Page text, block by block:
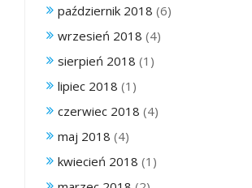
październik 2018 (6)
wrzesień 2018 (4)
sierpień 2018 (1)
lipiec 2018 (1)
czerwiec 2018 (4)
maj 2018 (4)
kwiecień 2018 (1)